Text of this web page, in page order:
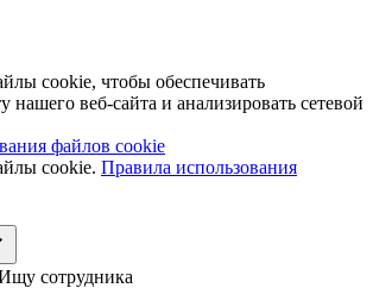
cookie, чтобы обеспечивать
нашего веб-сайта и анализировать сетевой
файлов cookie
cookie. Правила использования
сотрудника